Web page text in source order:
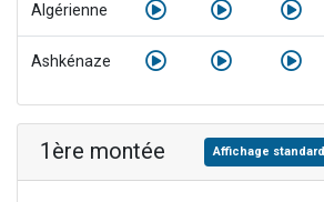
Algérienne
Ashkénaze
1ère montée Affichage standard